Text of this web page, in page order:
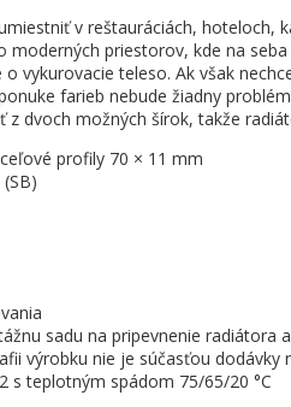
v reštauráciách, hoteloch,
moderných priestorov, kde na
vykurovacie teleso. Ak však
farieb nebude žiadny
dvoch možných šírok, takže
profily 70 × 11 mm
sadu na pripevnenie radiátora
výrobku nie je súčasťou dodávky
s teplotným spádom 75/65/20 °C